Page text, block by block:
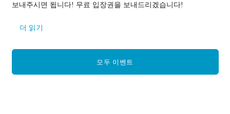
보내주시면 됩니다! 무료 입장권을 보내드리겠습니다!
더 읽기
모두 이벤트